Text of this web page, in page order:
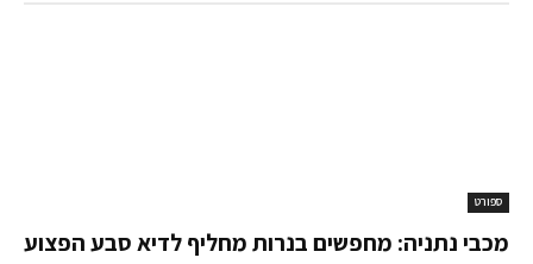
ספורט
מכבי נתניה: מחפשים בנרות מחליף לדיא סבע הפצוע